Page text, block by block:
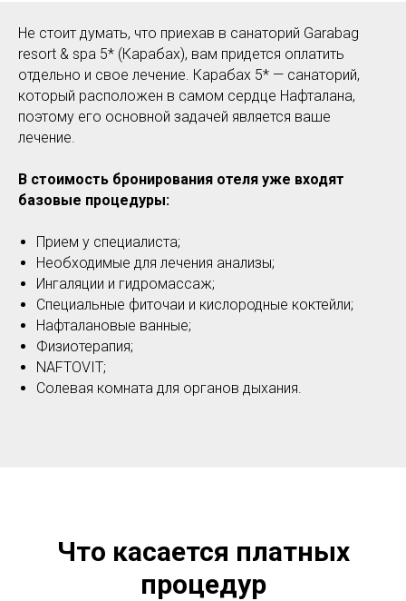
Не стоит думать, что приехав в санаторий Garabag
resort & spa 5* (Карабах), вам придется оплатить
отдельно и свое лечение. Карабах 5* — санаторий,
который расположен в самом сердце Нафталана,
поэтому его основной задачей является ваше
лечение.
В стоимость бронирования отеля уже входят
базовые процедуры:
Прием у специалиста;
Необходимые для лечения анализы;
Ингаляции и гидромассаж;
Специальные фиточаи и кислородные коктейли;
Нафталановые ванные;
Физиотерапия;
NAFTOVIT;
Солевая комната для органов дыхания.
Что касается платных
процедур